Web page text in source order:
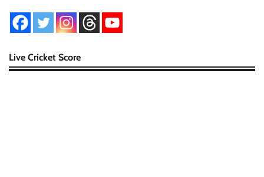
Live Cricket Score